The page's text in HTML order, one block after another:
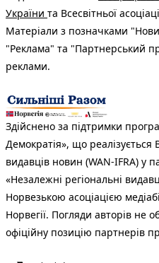
України та Всесвітньої
Матеріали з позначками
"Реклама" та "Партнерський
реклами.
Здійснено за підтримки
Демократія», що реалізується
видавців новин (WAN-IFRA) у
«Незалежні регіональні
Норвезькою асоціацією
Норвегії. Погляди авторів не
офіційну позицію партнерів